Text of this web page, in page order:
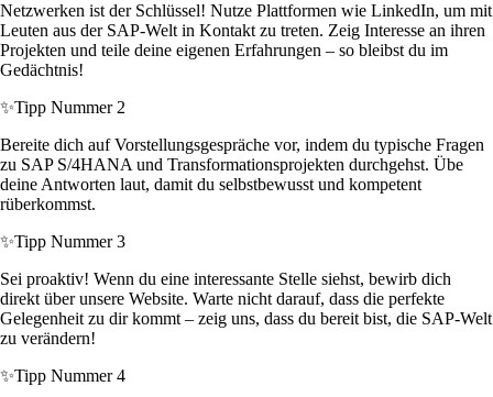
Netzwerken ist der Schlüssel! Nutze Plattformen wie LinkedIn, um mit
Leuten aus der SAP-Welt in Kontakt zu treten. Zeig Interesse an ihren
Projekten und teile deine eigenen Erfahrungen – so bleibst du im
Gedächtnis!
✨Tipp Nummer 2
Bereite dich auf Vorstellungsgespräche vor, indem du typische Fragen
zu SAP S/4HANA und Transformationsprojekten durchgehst. Übe
deine Antworten laut, damit du selbstbewusst und kompetent
rüberkommst.
✨Tipp Nummer 3
Sei proaktiv! Wenn du eine interessante Stelle siehst, bewirb dich
direkt über unsere Website. Warte nicht darauf, dass die perfekte
Gelegenheit zu dir kommt – zeig uns, dass du bereit bist, die SAP-Welt
zu verändern!
✨Tipp Nummer 4